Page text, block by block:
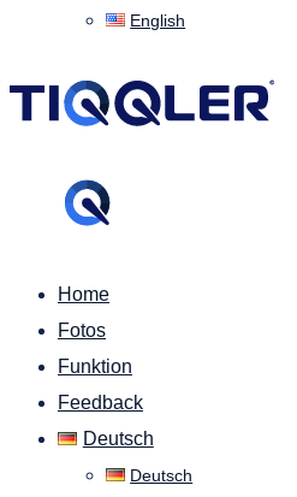
English
Home
Fotos
Funktion
Feedback
Deutsch
Deutsch